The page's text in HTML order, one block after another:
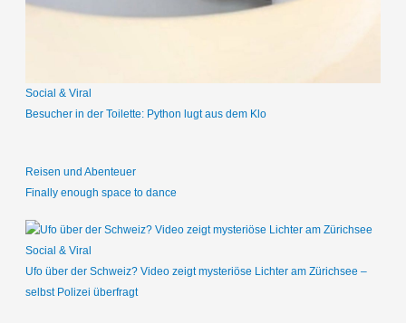
c
Social & Viral
Besucher in der Toilette: Python lugt aus dem Klo
Reisen und Abenteuer
Finally enough space to dance
Social & Viral
Ufo über der Schweiz? Video zeigt mysteriöse Lichter am Zürichsee –
selbst Polizei überfragt